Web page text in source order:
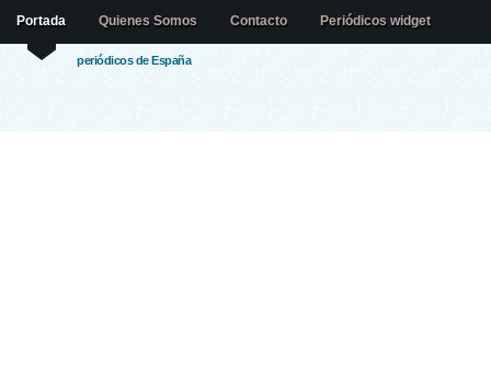
periódicos de España
Portada Quienes Somos Contacto Periódicos widget